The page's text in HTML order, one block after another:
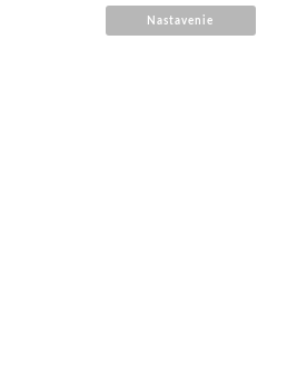
Nastavenie